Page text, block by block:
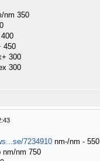
nm 350
450
300
300
7234910 nm-/nm - 550
nm/nm 750